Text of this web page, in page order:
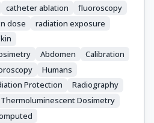
catheter ablation
fluoroscopy
dose
radiation exposure
Abdomen
Calibration
Humans
Protection
Radiography
Thermoluminescent Dosimetry